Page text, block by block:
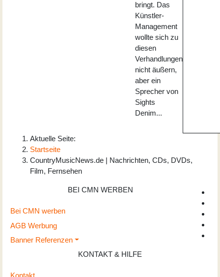
bringt. Das
Künstler-
Management
wollte sich zu
diesen
Verhandlungen
nicht äußern,
aber ein
Sprecher von
Sights
Denim...
Aktuelle Seite:
Startseite
CountryMusicNews.de | Nachrichten, CDs, DVDs,
Film, Fernsehen
BEI CMN WERBEN
Bei CMN werben
AGB Werbung
Banner Referenzen
KONTAKT & HILFE